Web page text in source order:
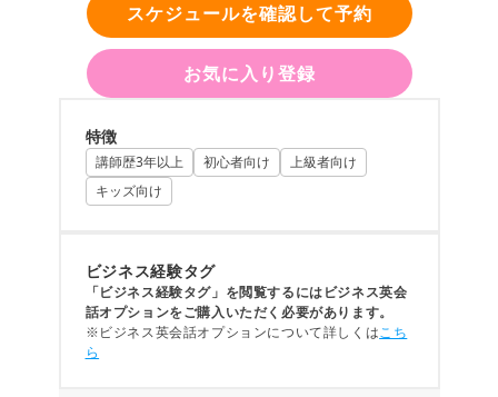
スケジュールを確認して予約
お気に入り登録
特徴
講師歴3年以上 初心者向け
上級者向け
キッズ向け
ビジネス経験タグ
「ビジネス経験タグ」を閲覧するにはビジネス英会
話オプションをご購入いただく必要があります。
※ビジネス英会話オプションについて詳しくはこち
ら